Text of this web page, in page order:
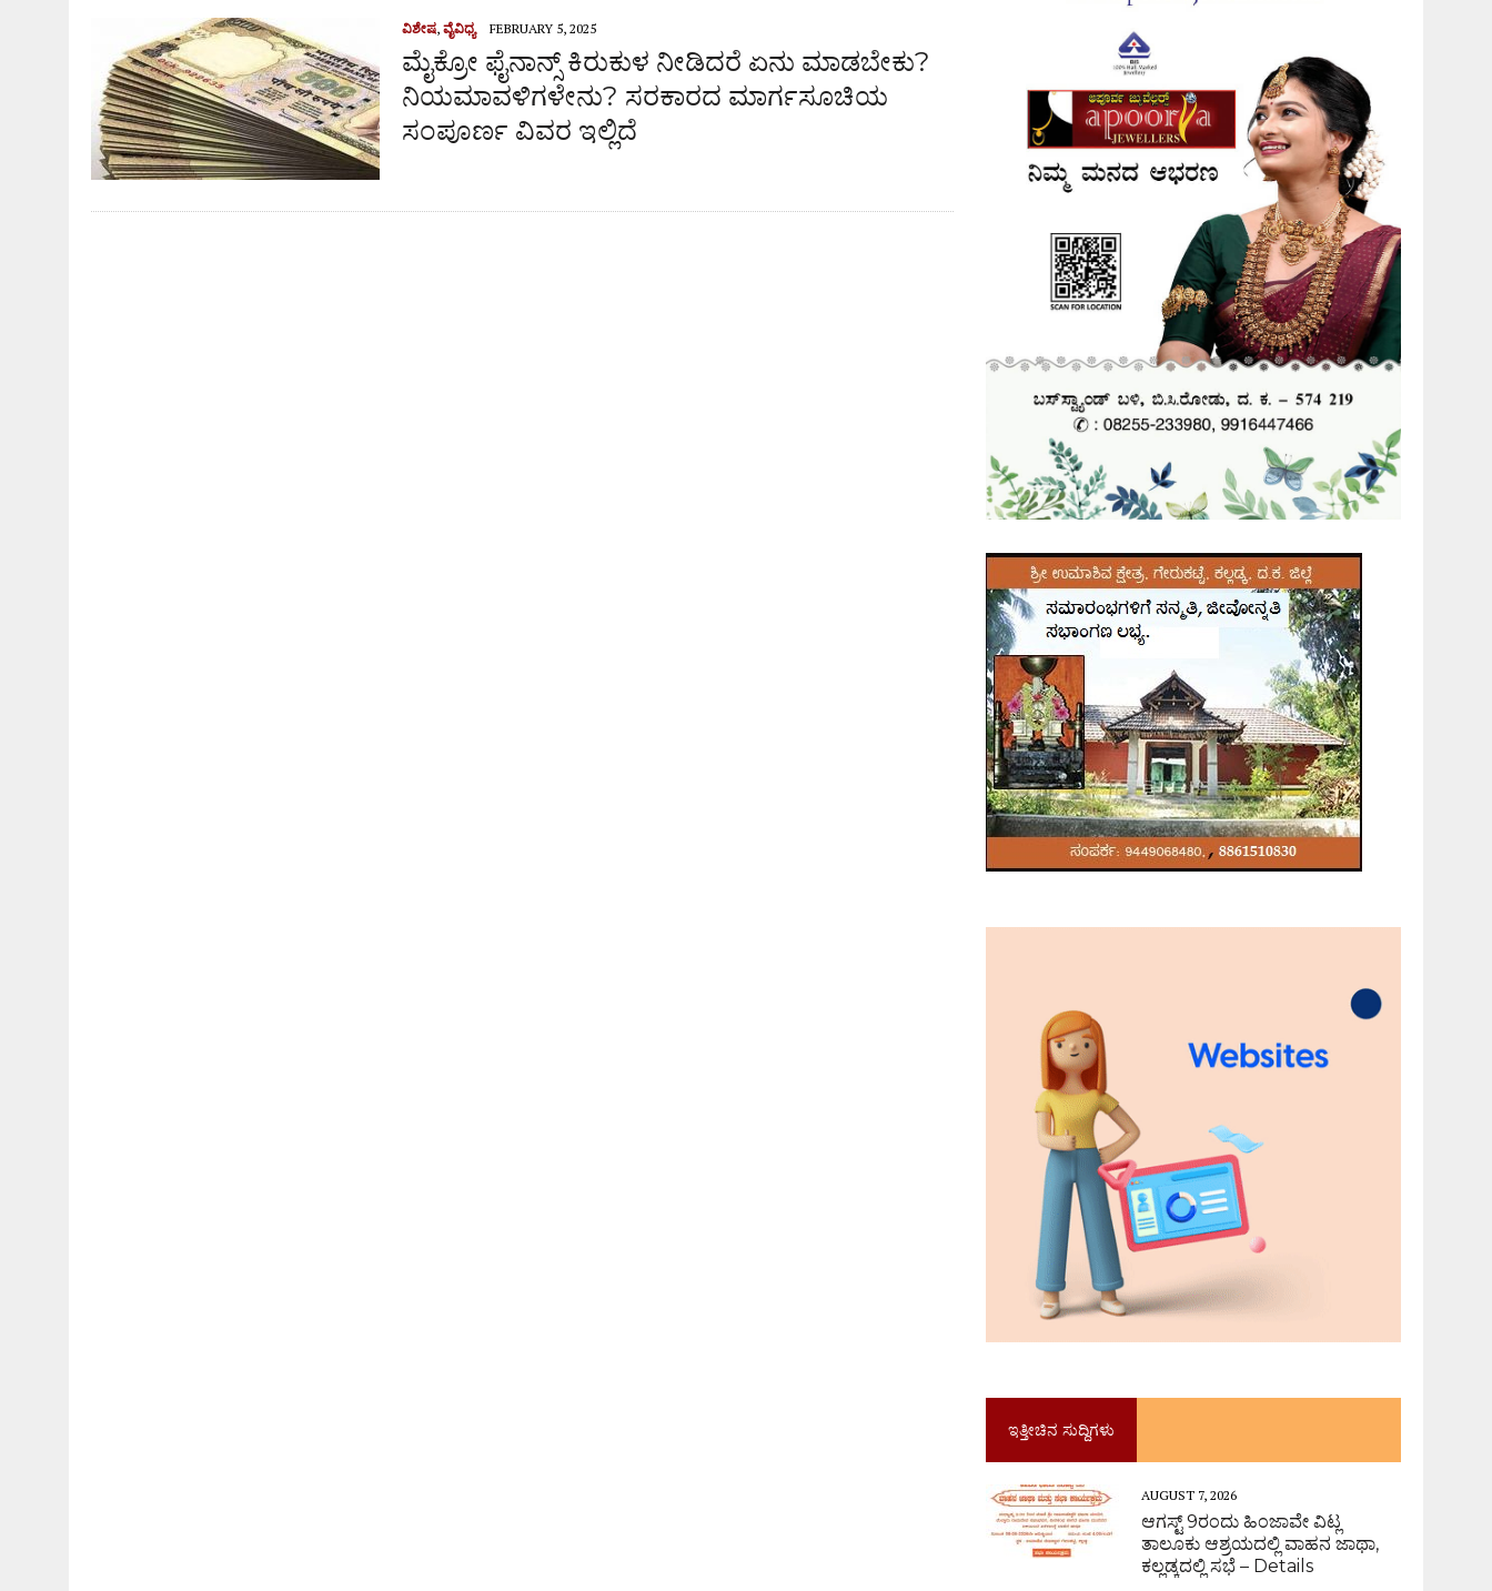
ವಿಶೇಷ, ವೈವಿಧ್ಯ FEBRUARY 5, 2025
ಮೈಕ್ರೋ ಫೈನಾನ್ಸ್ ಕಿರುಕುಳ ನೀಡಿದರೆ ಏನು ಮಾಡಬೇಕು?
ನಿಯಮಾವಳಿಗಳೇನು? ಸರಕಾರದ ಮಾರ್ಗಸೂಚಿಯ
ಸಂಪೂರ್ಣ ವಿವರ ಇಲ್ಲಿದೆ
ಇತ್ತೀಚಿನ ಸುದ್ದಿಗಳು
AUGUST 7, 2026
ಆಗಸ್ಟ್ 9ರಂದು ಹಿಂಜಾವೇ ವಿಟ್ಲ
ತಾಲೂಕು ಆಶ್ರಯದಲ್ಲಿ ವಾಹನ ಜಾಥಾ,
ಕಲ್ಲಡ್ಕದಲ್ಲಿ ಸಭೆ – Details